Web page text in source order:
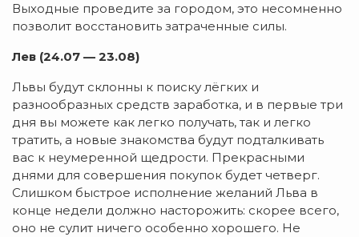
Выходные проведите за городом, это несомненно
позволит восстановить затраченные силы.
Лев (24.07 — 23.08)
Львы будут склонны к поиску лёгких и
разнообразных средств заработка, и в первые три
дня вы можете как легко получать, так и легко
тратить, а новые знакомства будут подталкивать
вас к неумеренной щедрости. Прекрасными
днями для совершения покупок будет четверг.
Слишком быстрое исполнение желаний Льва в
конце недели должно насторожить: скорее всего,
оно не сулит ничего особенно хорошего. Не